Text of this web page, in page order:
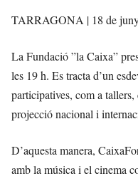
TARRAGONA | 18 de
La Fundació ”la Caixa”
les 19 h. Es tracta d’un
participatives, com a
projecció nacional i
D’aquesta manera,
amb la música i el cinema